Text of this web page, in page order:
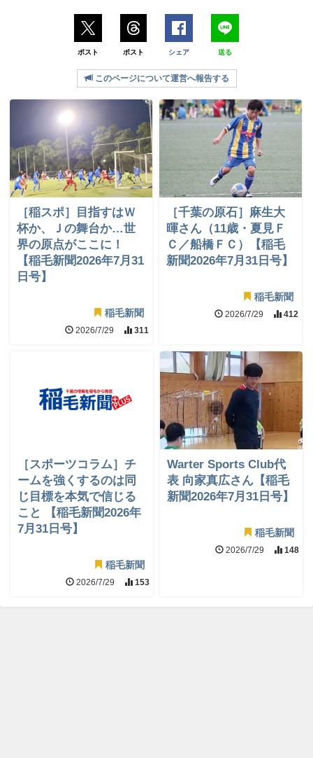
ポスト ポスト シェア 送る
このページについて運営へ報告する
［稲スポ］目指すはＷ
杯か、Ｊの舞台か…世
界の原点がここに！
【稲毛新聞2026年7月31
日号】
稲毛新聞
2026/7/29 311
［千葉の原石］麻生大
暉さん（11歳・夏見Ｆ
Ｃ／船橋ＦＣ）【稲毛
新聞2026年7月31日号】
稲毛新聞
2026/7/29 412
［スポーツコラム］チ
ームを強くするのは同
じ目標を本気で信じる
こと 【稲毛新聞2026年
7月31日号】
稲毛新聞
2026/7/29 153
Warter Sports Club代
表 向家真広さん【稲毛
新聞2026年7月31日号】
稲毛新聞
2026/7/29 148